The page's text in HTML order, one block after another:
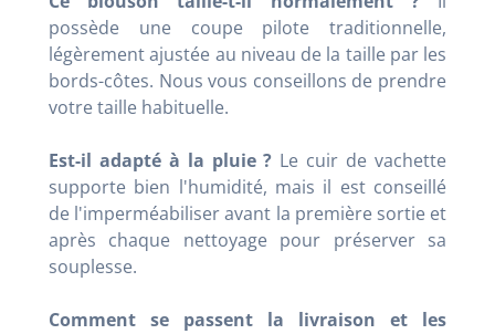
possède une coupe pilote traditionnelle,
légèrement ajustée au niveau de la taille par les
bords-côtes. Nous vous conseillons de prendre
votre taille habituelle.
Est-il adapté à la pluie ? Le cuir de vachette
supporte bien l'humidité, mais il est conseillé
de l'imperméabiliser avant la première sortie et
après chaque nettoyage pour préserver sa
souplesse.
Comment se passent la livraison et les